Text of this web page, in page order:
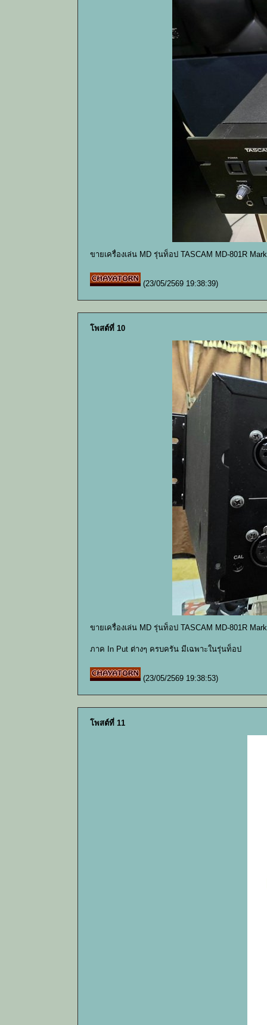
ขายเครื่องเล่น MD รุ่นท็อป TASCAM MD-801R
(23/05/2569 19:38:39)
โพสต์ที่ 10
ขายเครื่องเล่น MD รุ่นท็อป TASCAM MD-801R
ภาค In Put ต่างๆ ครบครัน มีเฉพาะในรุ่นท็อป
(23/05/2569 19:38:53)
โพสต์ที่ 11